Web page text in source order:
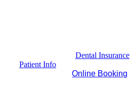
Dental Insurance
Patient Info
Online Booking